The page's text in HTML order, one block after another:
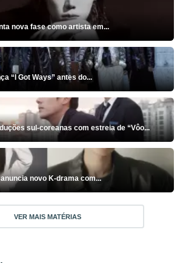
nova fase como artista em...
“I Got Ways” antes do...
sul-coreanas com estreia de “Vôo...
novo K-drama com...
VER MAIS MATÉRIAS